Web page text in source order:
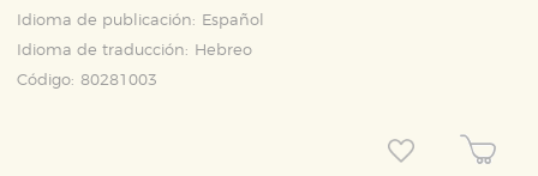
Idioma de publicación:
Español
Idioma de traducción:
Hebreo
Código: 80281003